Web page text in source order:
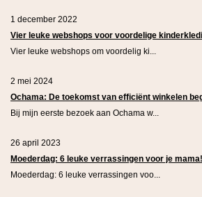
1 december 2022
Vier leuke webshops voor voordelige
Vier leuke webshops om voordelig ki...
2 mei 2024
Ochama: De toekomst van efficiënt winkelen
Bij mijn eerste bezoek aan Ochama w...
26 april 2023
Moederdag: 6 leuke verrassingen voor je mama!
Moederdag: 6 leuke verrassingen voo...